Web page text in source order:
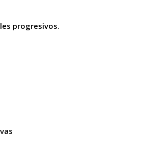
progresivos.